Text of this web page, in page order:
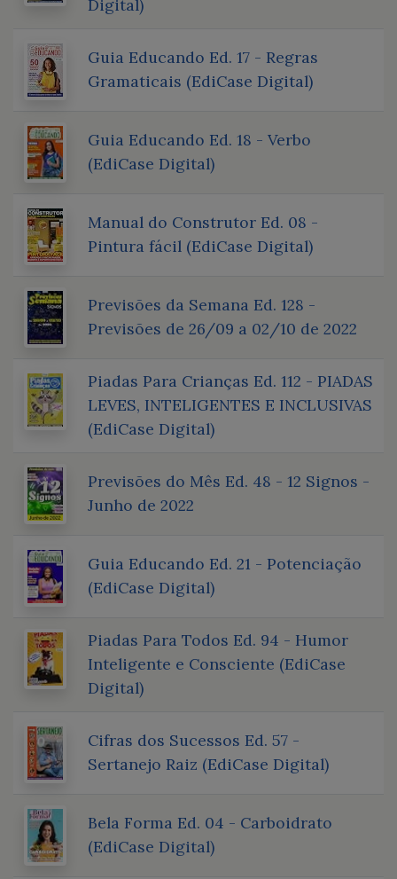
Digital)
Guia Educando Ed. 17 - Regras
Gramaticais (EdiCase Digital)
Guia Educando Ed. 18 - Verbo
(EdiCase Digital)
Manual do Construtor Ed. 08 -
Pintura fácil (EdiCase Digital)
Previsões da Semana Ed. 128 -
Previsões de 26/09 a 02/10 de 2022
Piadas Para Crianças Ed. 112 - PIADAS
LEVES, INTELIGENTES E INCLUSIVAS
(EdiCase Digital)
Previsões do Mês Ed. 48 - 12 Signos -
Junho de 2022
Guia Educando Ed. 21 - Potenciação
(EdiCase Digital)
Piadas Para Todos Ed. 94 - Humor
Inteligente e Consciente (EdiCase
Digital)
Cifras dos Sucessos Ed. 57 -
Sertanejo Raiz (EdiCase Digital)
Bela Forma Ed. 04 - Carboidrato
(EdiCase Digital)